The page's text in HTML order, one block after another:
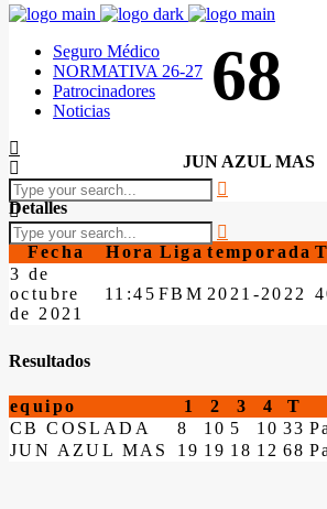
Seguro Médico
NORMATIVA 26-27
Patrocinadores
Noticias
68
JUN AZUL MAS
Detalles
Fecha Hora Liga temporada
3 de
octubre
de 2021
11:45 FBM 2021-2022
Resultados
equipo 1 2 3 4 T
CB COSLADA
8 10 5 10 33
JUN AZUL MAS
19 19 18 12 68